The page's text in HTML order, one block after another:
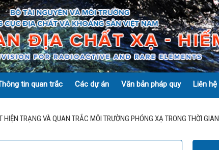
tin quan trắc Các dự án
Các
Văn bản pháp quy
Văn
Liên hệ
TRẠNG VÀ QUAN TRẮC MÔI TRƯỜNG PHÓNG XẠ TRONG THỜI GIAN